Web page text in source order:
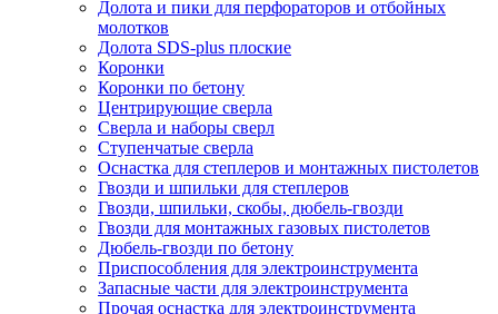
Долота и пики для перфораторов и отбойных
молотков
Долота SDS-plus плоские
Коронки
Коронки по бетону
Центрирующие сверла
Сверла и наборы сверл
Ступенчатые сверла
Оснастка для степлеров и монтажных пистолетов
Гвозди и шпильки для степлеров
Гвозди, шпильки, скобы, дюбель-гвозди
Гвозди для монтажных газовых пистолетов
Дюбель-гвозди по бетону
Приспособления для электроинструмента
Запасные части для электроинструмента
Прочая оснастка для электроинструмента